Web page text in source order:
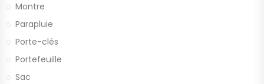
Montre
Parapluie
Porte-clés
Portefeuille
Sac